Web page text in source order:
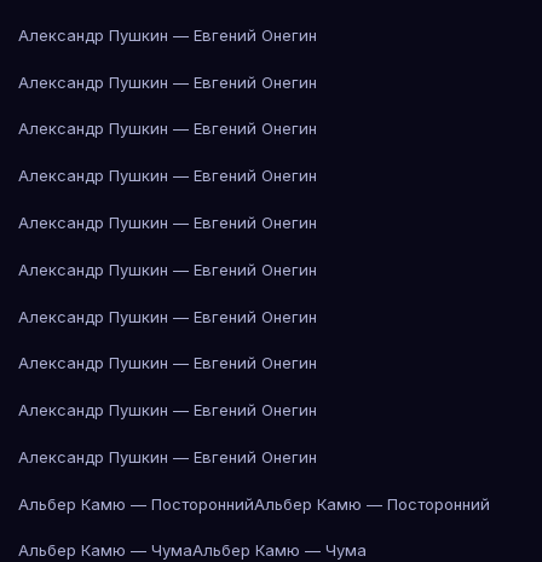
Александр Пушкин — Евгений Онегин
Александр Пушкин — Евгений Онегин
Александр Пушкин — Евгений Онегин
Александр Пушкин — Евгений Онегин
Александр Пушкин — Евгений Онегин
Александр Пушкин — Евгений Онегин
Александр Пушкин — Евгений Онегин
Александр Пушкин — Евгений Онегин
Александр Пушкин — Евгений Онегин
Александр Пушкин — Евгений Онегин
Альбер Камю — ПостороннийАльбер Камю — Посторонний
Альбер Камю — ЧумаАльбер Камю — Чума